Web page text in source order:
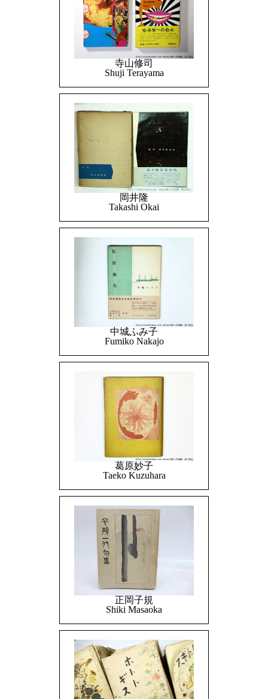
寺山修司
Shuji Terayama
岡井隆
Takashi Okai
中城ふみ子
Fumiko Nakajo
葛原妙子
Taeko Kuzuhara
正岡子規
Shiki Masaoka